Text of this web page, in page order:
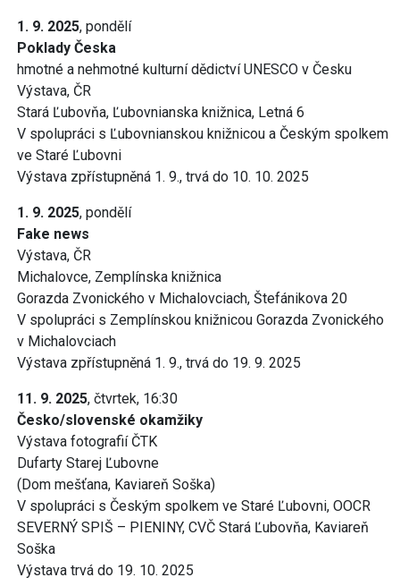
1. 9. 2025, pondělí
Poklady Česka
hmotné a nehmotné kulturní dědictví UNESCO v Česku
Výstava, ČR
Stará Ľubovňa, Ľubovnianska knižnica, Letná 6
V spolupráci s Ľubovnianskou knižnicou a Českým spolkem
ve Staré Ľubovni
Výstava zpřístupněná 1. 9., trvá do 10. 10. 2025
1. 9. 2025, pondělí
Fake news
Výstava, ČR
Michalovce, Zemplínska knižnica
Gorazda Zvonického v Michalovciach, Štefánikova 20
V spolupráci s Zemplínskou knižnicou Gorazda Zvonického
v Michalovciach
Výstava zpřístupněná 1. 9., trvá do 19. 9. 2025
11. 9. 2025, čtvrtek, 16:30
Česko/slovenské okamžiky
Výstava fotografií ČTK
Dufarty Starej Ľubovne
(Dom mešťana, Kaviareň Soška)
V spolupráci s Českým spolkem ve Staré Ľubovni, OOCR
SEVERNÝ SPIŠ – PIENINY, CVČ Stará Ľubovňa, Kaviareň
Soška
Výstava trvá do 19. 10. 2025